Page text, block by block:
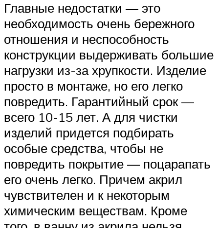
Главные недостатки — это
необходимость очень бережного
отношения и неспособность
конструкции выдерживать большие
нагрузки из-за хрупкости. Изделие
просто в монтаже, но его легко
повредить. Гарантийный срок —
всего 10-15 лет. А для чистки
изделий придется подбирать
особые средства, чтобы не
повредить покрытие — поцарапать
его очень легко. Причем акрил
чувствителен и к некоторым
химическим веществам. Кроме